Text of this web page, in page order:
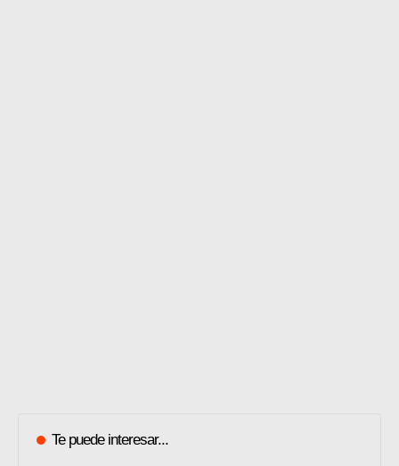
Te puede interesar...